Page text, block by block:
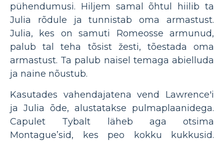
pühendumusi. Hiljem samal õhtul hiilib ta
Julia rõdule ja tunnistab oma armastust.
Julia, kes on samuti Romeosse armunud,
palub tal teha tõsist žesti, tõestada oma
armastust. Ta palub naisel temaga abielluda
ja naine nõustub.
Kasutades vahendajatena vend Lawrence'i
ja Julia õde, alustatakse pulmaplaanidega.
Capulet Tybalt läheb aga otsima
Montague’sid, kes peo kokku kukkusid.